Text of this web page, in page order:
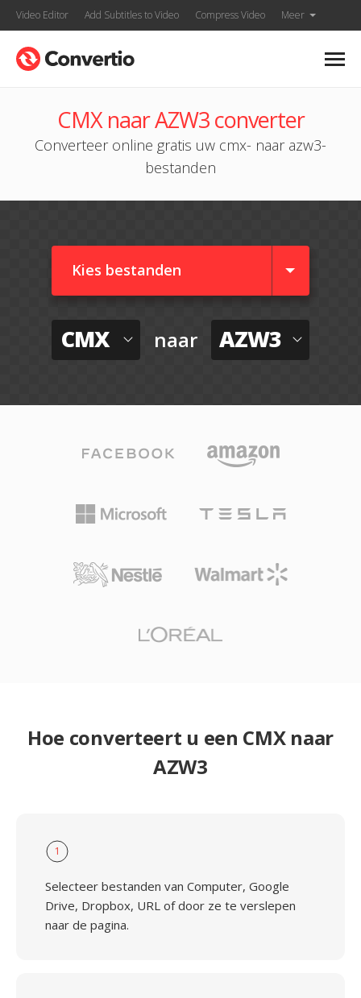
Video Editor Add Subtitles to Video Compress Video Meer
CMX naar AZW3 converter
Converteer online gratis uw cmx- naar azw3-
bestanden
Kies bestanden
CMX naar AZW3
Hoe converteert u een CMX naar
AZW3
1
Selecteer bestanden van Computer, Google
Drive, Dropbox, URL of door ze te verslepen
naar de pagina.